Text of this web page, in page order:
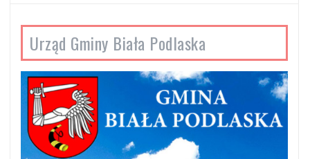
Urząd Gminy Biała Podlaska